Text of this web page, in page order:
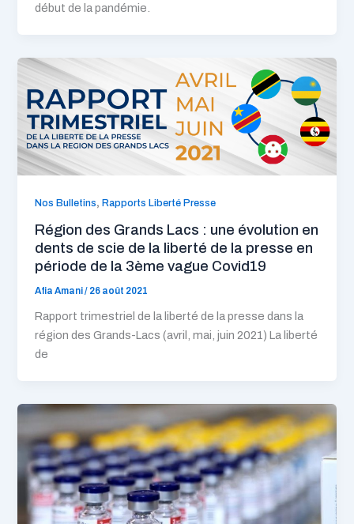
début de la pandémie.
Nos Bulletins,Rapports Liberté Presse
Région des Grands Lacs : une évolution en
dents de scie de la liberté de la presse en
période de la 3ème vague Covid19
Afia Amani/ 26 août 2021
Rapport trimestriel de la liberté de la presse dans la
région des Grands-Lacs (avril, mai, juin 2021) La liberté
de